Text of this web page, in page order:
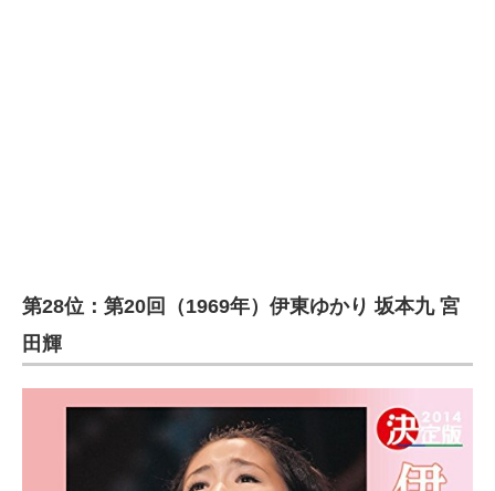
第28位：第20回（1969年）伊東ゆかり 坂本九 宮
田輝